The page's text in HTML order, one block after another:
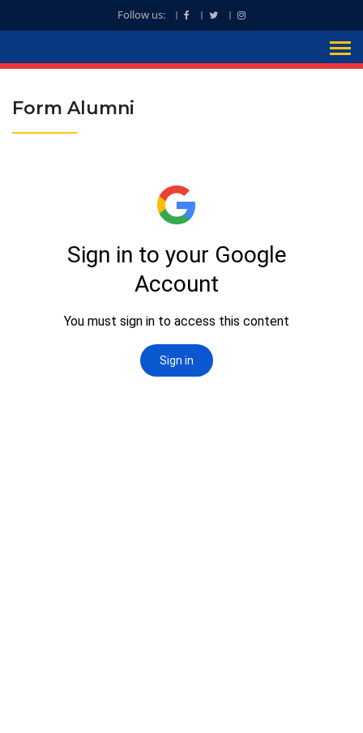
Follow us:
Form Alumni